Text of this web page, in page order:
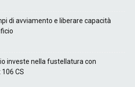
di avviamento e liberare capacità
investe nella fustellatura con
CS